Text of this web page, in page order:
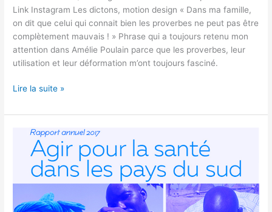
Link Instagram Les dictons, motion design​ « Dans ma famille,
on dit que celui qui connait bien les proverbes ne peut pas être
complètement mauvais ! » Phrase qui a toujours retenu mon
attention dans Amélie Poulain parce que les proverbes, leur
utilisation et leur déformation m’ont toujours fasciné.
Lire la suite »
Fondation
Pierre
rapport
annuel